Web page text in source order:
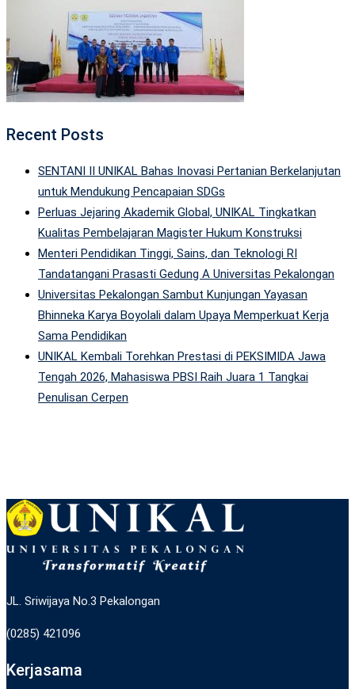
Recent Posts
SENTANI II UNIKAL Bahas Inovasi Pertanian Berkelanjutan
untuk Mendukung Pencapaian SDGs
Perluas Jejaring Akademik Global, UNIKAL Tingkatkan
Kualitas Pembelajaran Magister Hukum Konstruksi
Menteri Pendidikan Tinggi, Sains, dan Teknologi RI
Tandatangani Prasasti Gedung A Universitas Pekalongan
Universitas Pekalongan Sambut Kunjungan Yayasan
Bhinneka Karya Boyolali dalam Upaya Memperkuat Kerja
Sama Pendidikan
UNIKAL Kembali Torehkan Prestasi di PEKSIMIDA Jawa
Tengah 2026, Mahasiswa PBSI Raih Juara 1 Tangkai
Penulisan Cerpen
JL. Sriwijaya No.3 Pekalongan
(0285) 421096
Kerjasama